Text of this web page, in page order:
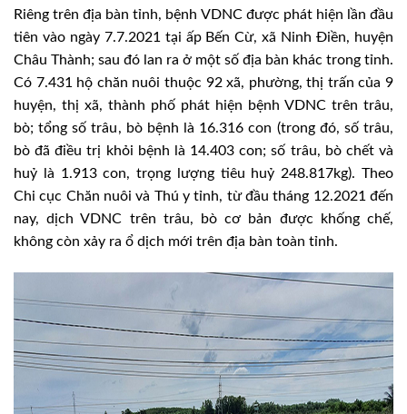
Riêng trên địa bàn tỉnh, bệnh VDNC được phát hiện lần đầu
tiên vào ngày 7.7.2021 tại ấp Bến Cừ, xã Ninh Điền, huyện
Châu Thành; sau đó lan ra ở một số địa bàn khác trong tỉnh.
Có 7.431 hộ chăn nuôi thuộc 92 xã, phường, thị trấn của 9
huyện, thị xã, thành phố phát hiện bệnh VDNC trên trâu,
bò; tổng số trâu, bò bệnh là 16.316 con (trong đó, số trâu,
bò đã điều trị khỏi bệnh là 14.403 con; số trâu, bò chết và
huỷ là 1.913 con, trọng lượng tiêu huỷ 248.817kg). Theo
Chi cục Chăn nuôi và Thú y tỉnh, từ đầu tháng 12.2021 đến
nay, dịch VDNC trên trâu, bò cơ bản được khống chế,
không còn xảy ra ổ dịch mới trên địa bàn toàn tỉnh.